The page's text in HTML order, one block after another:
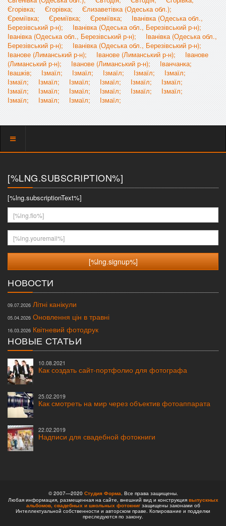
Єгорівка;
Єгорівка;
Єлизаветівка (Одеська обл.);
Єреміївка;
Єреміївка; Єреміївка;
Іванівка (Одеська обл.,
Березівський р-н);
Іванівка (Одеська обл., Березівський р-н);
Іванівка (Одеська обл., Березівський р-н);
Іванівка (Одеська обл.,
Березівський р-н);
Іванівка (Одеська обл., Березівський р-н);
Іванове (Лиманський р-н);
Іванове (Лиманський р-н);
Іванове
(Лиманський р-н);
Іванове (Лиманський р-н);
Іванчанка;
Івашків;
Ізмаїл; Ізмаїл; Ізмаїл; Ізмаїл;
Ізмаїл;
Ізмаїл;
Ізмаїл; Ізмаїл; Ізмаїл; Ізмаїл;
Ізмаїл;
Ізмаїл;
Ізмаїл; Ізмаїл; Ізмаїл; Ізмаїл;
Ізмаїл;
Ізмаїл;
Ізмаїл; Ізмаїл; Ізмаїл;
Показать
[%LNG.SUBSCRIPTION%]
[%lng.subscriptionText%]
[%lng.fio%]
[%lng.youremail%]
НОВОСТИ
09.07.2026 Літні канікули
05.04.2026 Оновлення цін в травні
16.03.2026 Квітневий фотодрук
НОВЫЕ СТАТЬИ
10.08.2021
Как создать сайт-портфолио для фотографа
25.02.2019
Как смотреть на мир через объектив фотоаппарата
22.02.2019
Надписи для свадебной фотокниги
© 2007—2020 Студия Форма. Все права защищены.
Любая информация, размещенная на сайте, внешний вид и конструкция выпускных
альбомов, свадебных и школьных фотокнигзащищены законами об
Интеллектуальной собственности и авторском праве. Копирование и подделки
преследуются по закону.